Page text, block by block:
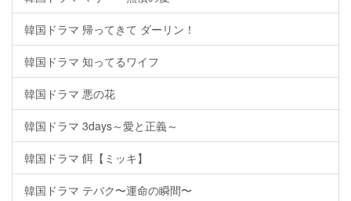
韓国ドラマ 帰ってきて ダーリン！
韓国ドラマ 知ってるワイフ
韓国ドラマ 悪の花
韓国ドラマ 3days～愛と正義～
韓国ドラマ 餌【ミッキ】
韓国ドラマ テバク〜運命の瞬間〜